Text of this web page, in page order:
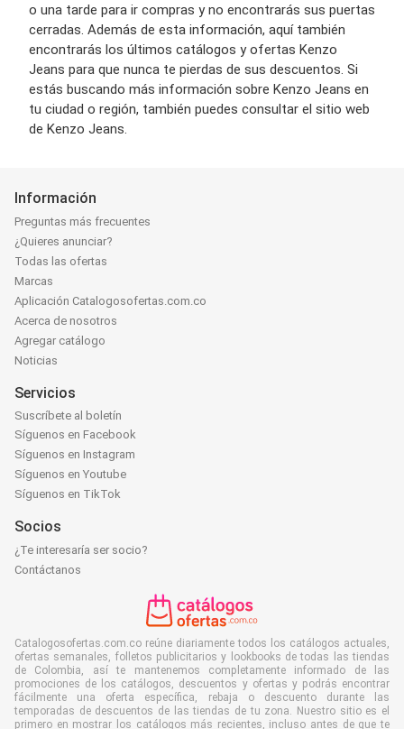
o una tarde para ir compras y no encontrarás sus puertas
cerradas. Además de esta información, aquí también
encontrarás los últimos catálogos y ofertas Kenzo
Jeans para que nunca te pierdas de sus descuentos. Si
estás buscando más información sobre Kenzo Jeans en
tu ciudad o región, también puedes consultar el sitio web
de Kenzo Jeans.
Información
Preguntas más frecuentes
¿Quieres anunciar?
Todas las ofertas
Marcas
Aplicación Catalogosofertas.com.co
Acerca de nosotros
Agregar catálogo
Noticias
Servicios
Suscríbete al boletín
Síguenos en Facebook
Síguenos en Instagram
Síguenos en Youtube
Síguenos en TikTok
Socios
¿Te interesaría ser socio?
Contáctanos
Catalogosofertas.com.co reúne diariamente todos los catálogos actuales,
ofertas semanales, folletos publicitarios y lookbooks de todas las tiendas
de Colombia, así te mantenemos completamente informado de las
promociones de los catálogos, descuentos y ofertas y podrás encontrar
fácilmente una oferta específica, rebaja o descuento durante las
temporadas de descuentos de las tiendas de tu zona. Nuestro sitio es el
primero en mostrar los catálogos más recientes, incluso antes de que te